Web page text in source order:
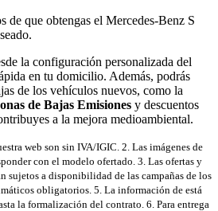
de que obtengas el Mercedes-Benz S
la configuración personalizada del
en tu domicilio. Además, podrás
de los vehículos nuevos, como la
de Bajas Emisiones y descuentos
a la mejora medioambiental.
web son sin IVA/IGIC. 2. Las imágenes de
con el modelo ofertado. 3. Las ofertas y
sujetos a disponibilidad de las campañas de los
obligatorios. 5. La información de está
la formalización del contrato. 6. Para entrega